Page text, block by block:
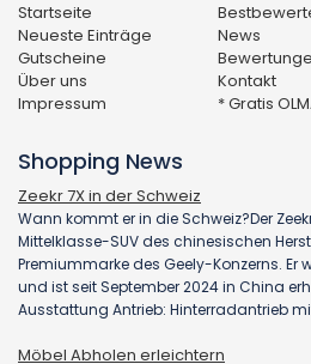
Startseite
Neueste Einträge
News
Gutscheine
Über uns
Kontakt
Impressum
* Gratis
Shopping News
Zeekr 7X in der Schweiz
Wann kommt er in die Schweiz?Der
Mittelklasse-SUV des chinesischen
Premiummarke des Geely-Konzerns. Er
und ist seit September 2024 in China
Ausstattung Antrieb: Hinterradantrieb
Möbel Abholen erleichtern